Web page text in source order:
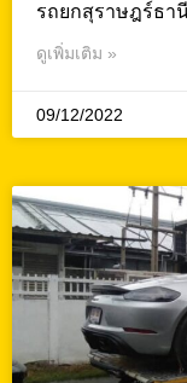
รถยกสุราษฎร์ธา
ดูเพิ่มเติม »
09/12/2022